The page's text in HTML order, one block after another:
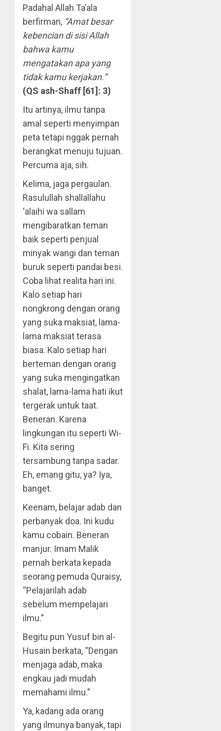
Padahal Allah Ta’ala
berfirman, “Amat besar
kebencian di sisi Allah
bahwa kamu
mengatakan apa yang
tidak kamu kerjakan.”
(QS ash-Shaff [61]: 3)
Itu artinya, ilmu tanpa
amal seperti menyimpan
peta tetapi nggak pernah
berangkat menuju tujuan.
Percuma aja, sih.
Kelima, jaga pergaulan.
Rasulullah shallallahu
‘alaihi wa sallam
mengibaratkan teman
baik seperti penjual
minyak wangi dan teman
buruk seperti pandai besi.
Coba lihat realita hari ini.
Kalo setiap hari
nongkrong dengan orang
yang suka maksiat, lama-
lama maksiat terasa
biasa. Kalo setiap hari
berteman dengan orang
yang suka mengingatkan
shalat, lama-lama hati ikut
tergerak untuk taat.
Beneran. Karena
lingkungan itu seperti Wi-
Fi. Kita sering
tersambung tanpa sadar.
Eh, emang gitu, ya? Iya,
banget.
Keenam, belajar adab dan
perbanyak doa. Ini kudu
kamu cobain. Beneran
manjur. Imam Malik
pernah berkata kepada
seorang pemuda Quraisy,
“Pelajarilah adab
sebelum mempelajari
ilmu.”
Begitu pun Yusuf bin al-
Husain berkata, “Dengan
menjaga adab, maka
engkau jadi mudah
memahami ilmu.”
Ya, kadang ada orang
yang ilmunya banyak, tapi